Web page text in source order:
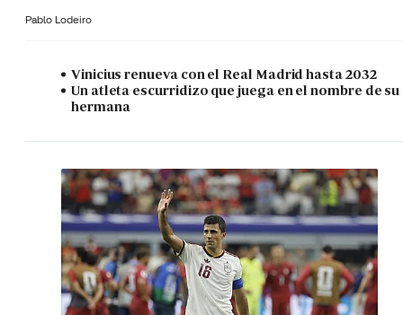
Pablo Lodeiro
Vinicius renueva con el Real Madrid hasta 2032
Un atleta escurridizo que juega en el nombre de su
hermana